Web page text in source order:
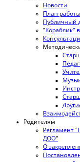
Новости
План работы
Публичный
"Кораблик"
Родителям
Регламент
ДОО"
О